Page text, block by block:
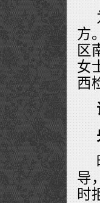
方
区
女
西
导
时